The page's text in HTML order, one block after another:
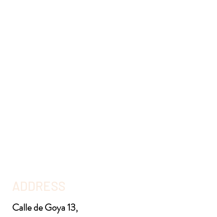
ADDRESS
Calle de Goya 13,